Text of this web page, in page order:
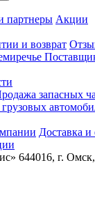
партнеры Акции
и возврат
запасных
Доставка и
644016, г.